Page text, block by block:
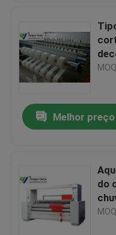
Produtos
Sobre nós
Excursão da fábrica
Contacte-nos
Melhor preço
do